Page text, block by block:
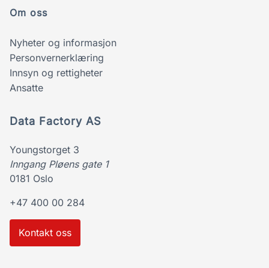
Om oss
Nyheter og informasjon
Personvernerklæring
Innsyn og rettigheter
Ansatte
Data Factory AS
Youngstorget 3
Inngang Pløens gate 1
0181 Oslo
+47 400 00 284
Kontakt oss